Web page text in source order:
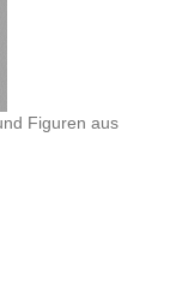
Figuren aus